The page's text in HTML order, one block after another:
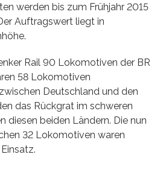
werden bis zum Frühjahr 2015
Auftragswert liegt in
Rail 90 Lokomotiven der BR
58 Lokomotiven
Deutschland und den
das Rückgrat im schweren
diesen beiden Ländern. Die nun
32 Lokomotiven waren